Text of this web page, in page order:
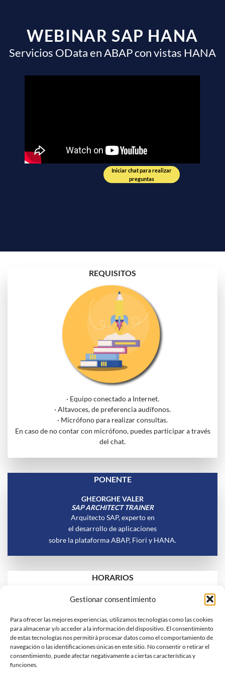
Gestionar consentimiento
Para ofrecer las mejores experiencias, utilizamos tecnologías como las cookies
para almacenar y/o acceder a la información del dispositivo. El consentimiento
de estas tecnologías nos permitirá procesar datos como el comportamiento de
navegación o las identificaciones únicas en este sitio. No consentir o retirar el
consentimiento, puede afectar negativamente a ciertas características y
funciones.
WEBINAR SAP HANA
Servicios OData en ABAP con vistas HANA
Iniciar chat para realizar
preguntas
REQUISITOS
· Equipo conectado a Internet.
· Altavoces, de preferencia audífonos.
· Micrófono para realizar consultas.
En caso de no contar con micrófono, puedes participar a través
del chat.
PONENTE
GHEORGHE VALER
SAP ARCHITECT TRAINER
Arquitecto SAP, experto en
el desarrollo de aplicaciones
sobre la plataforma ABAP, Fiori y HANA.
HORARIOS